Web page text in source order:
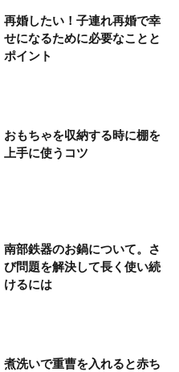
再婚したい！子連れ再婚で幸
せになるために必要なことと
ポイント
おもちゃを収納する時に棚を
上手に使うコツ
南部鉄器のお鍋について。さ
び問題を解決して長く使い続
けるには
煮洗いで重曹を入れると赤ち